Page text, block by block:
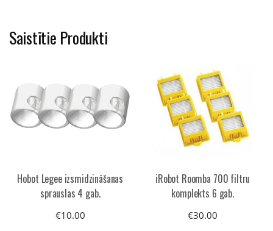
Saistītie Produkti
Hobot Legee izsmidzināšanas
sprauslas 4 gab.
€10.00
iRobot Roomba 700 filtru
komplekts 6 gab.
€30.00